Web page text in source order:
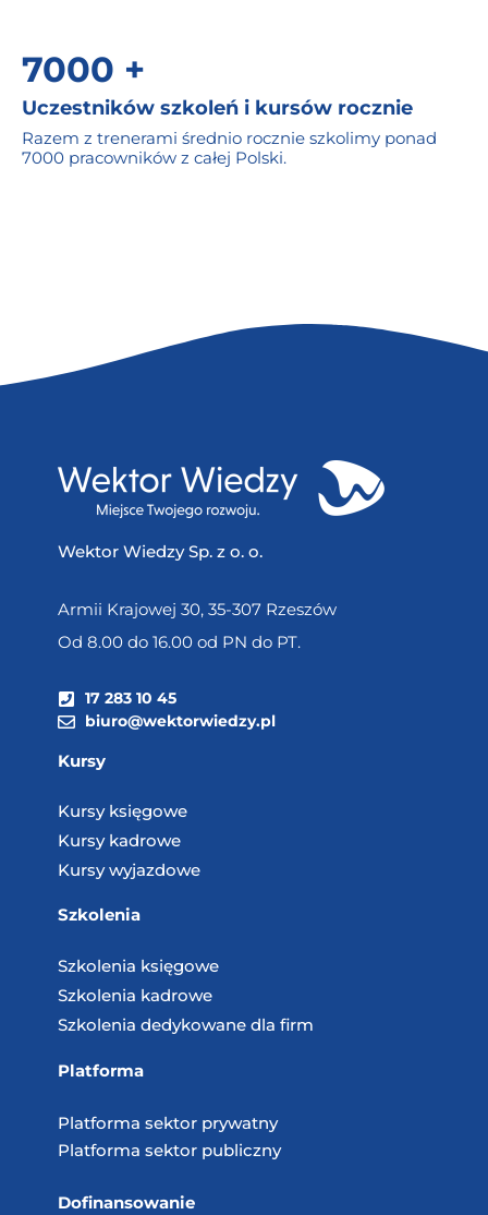
7000 +
Uczestników szkoleń i kursów rocznie
Razem z trenerami średnio rocznie szkolimy ponad
7000 pracowników z całej Polski.
Wektor Wiedzy Sp. z o. o.
Armii Krajowej 30, 35-307 Rzeszów
Od 8.00 do 16.00 od PN do PT.
17 283 10 45
biuro@wektorwiedzy.pl
Kursy
Kursy księgowe
Kursy kadrowe
Kursy wyjazdowe
Szkolenia
Szkolenia księgowe
Szkolenia kadrowe
Szkolenia dedykowane dla firm
Platforma
Platforma sektor prywatny
Platforma sektor publiczny
Dofinansowanie